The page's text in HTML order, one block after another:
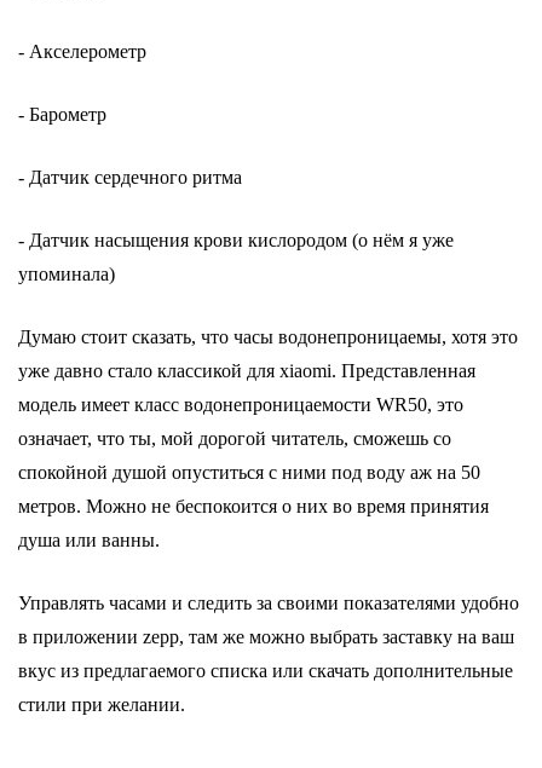
- Акселерометр
- Барометр
- Датчик сердечного ритма
- Датчик насыщения крови кислородом (о нём я уже
упоминала)
Думаю стоит сказать, что часы водонепроницаемы, хотя это
уже давно стало классикой для xiaomi. Представленная
модель имеет класс водонепроницаемости WR50, это
означает, что ты, мой дорогой читатель, сможешь со
спокойной душой опуститься с ними под воду аж на 50
метров. Можно не беспокоится о них во время принятия
душа или ванны.
Управлять часами и следить за своими показателями удобно
в приложении zepp, там же можно выбрать заставку на ваш
вкус из предлагаемого списка или скачать дополнительные
стили при желании.